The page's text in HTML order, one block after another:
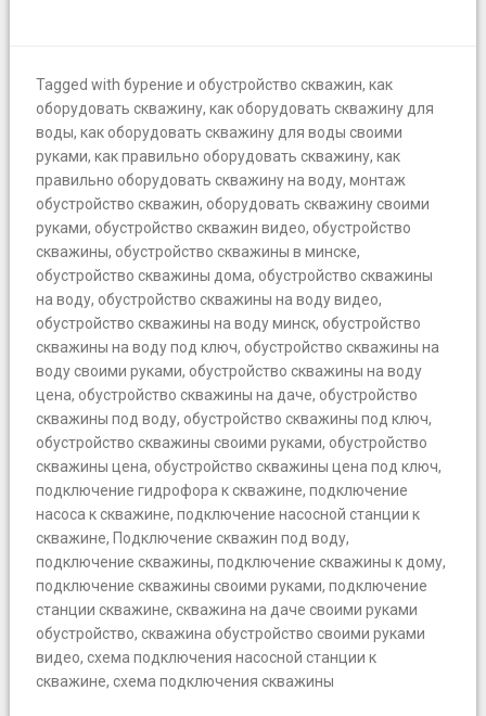
Tagged with бурение и обустройство скважин, как
оборудовать скважину, как оборудовать скважину для
воды, как оборудовать скважину для воды своими
руками, как правильно оборудовать скважину, как
правильно оборудовать скважину на воду, монтаж
обустройство скважин, оборудовать скважину своими
руками, обустройство скважин видео, обустройство
скважины, обустройство скважины в минске,
обустройство скважины дома, обустройство скважины
на воду, обустройство скважины на воду видео,
обустройство скважины на воду минск, обустройство
скважины на воду под ключ, обустройство скважины на
воду своими руками, обустройство скважины на воду
цена, обустройство скважины на даче, обустройство
скважины под воду, обустройство скважины под ключ,
обустройство скважины своими руками, обустройство
скважины цена, обустройство скважины цена под ключ,
подключение гидрофора к скважине, подключение
насоса к скважине, подключение насосной станции к
скважине, Подключение скважин под воду,
подключение скважины, подключение скважины к дому,
подключение скважины своими руками, подключение
станции скважине, скважина на даче своими руками
обустройство, скважина обустройство своими руками
видео, схема подключения насосной станции к
скважине, схема подключения скважины